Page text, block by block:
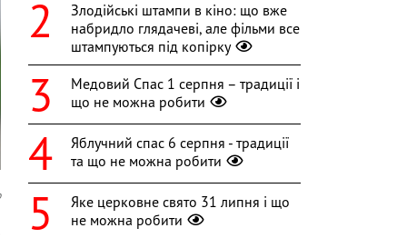
Злодійські штампи в кіно: що вже
набридло глядачеві, але фільми все
штампуються під копірку
Медовий Спас 1 серпня – традиції і
що не можна робити
Яблучний спас 6 серпня - традиції
та що не можна робити
Яке церковне свято 31 липня і що
не можна робити